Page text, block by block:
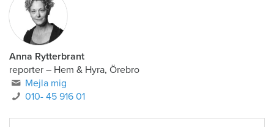
Anna Rytterbrant
reporter – Hem & Hyra, Örebro
Mejla mig
010- 45 916 01